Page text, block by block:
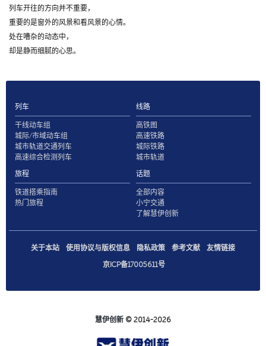
列车开往的方向并不重要，
重要的是窗外的风景和看风景的心情。
处在嘈杂的动态中，
却是静而细腻的心思。
列车
干线动车组
城际/市域动车组
城市轨道交通列车
高速综合检测列车
线路
高铁图
高速铁路
城际铁路
城市轨道
旅程
铁道搭乘指南
热门旅程
话题
全部内容
小宁交通
了解慧伊创新
关于本站 使用协议与版权信息 隐私政策 参考文献
友情链接
京ICP备17005611号
慧伊创新 © 2014-2026